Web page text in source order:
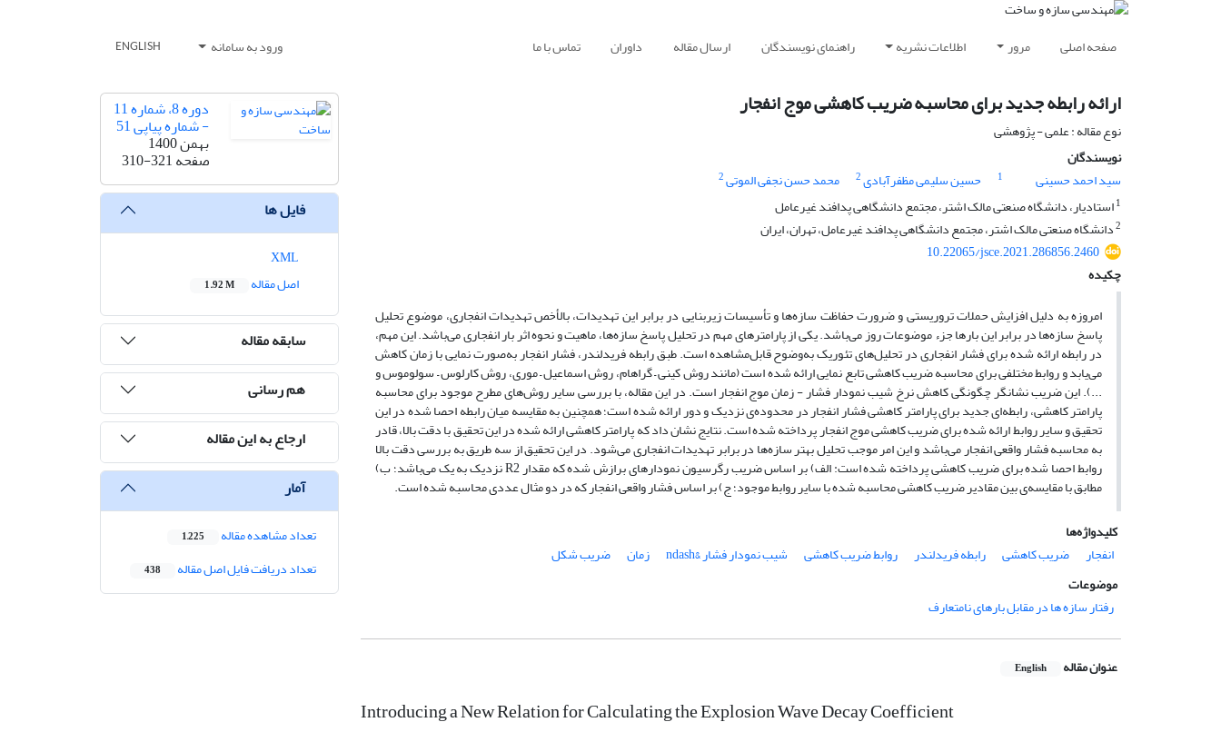
صفحه اصلی مرور اطلاعات نشریه راهنمای نویسندگان ارسال مقاله داوران تماس با ما ورود به سامانه ENGLISH
ارائه رابطه جدید برای محاسبه ضریب کاهشی موج انفجار
نوع مقاله : علمی - پژوهشی
نویسندگان
سید احمد حسینی
1 حسین سلیمی مظفرآبادی2 محمد حسن نجفی الموتی2
1استادیار، دانشگاه صنعتی مالک اشتر، مجتمع دانشگاهی پدافند غیرعامل
2دانشگاه صنعتی مالک اشتر، مجتمع دانشگاهی پدافند غیرعامل، تهران، ایران
10.22065/jsce.2021.286856.2460
چکیده
امروزه به دلیل افزایش حملات تروریستی و ضرورت حفاظت سازه‌ها و تأسیسات زیربنایی در برابر این تهدیدات، بالأخص تهدیدات انفجاری، موضوع تحلیل
پاسخ سازه‌ها در برابر این بارها جزء موضوعات روز می‌باشد. یکی از پارامترهای مهم در تحلیل پاسخ سازه‌ها، ماهیت و نحوه اثر بار انفجاری می‌باشد. این مهم،
در رابطه ارائه ‌شده برای فشار انفجاری در تحلیل‌های تئوریک به‌وضوح قابل‌مشاهده است. طبق رابطه فریدلندر، فشار انفجار به‌صورت نمایی با زمان کاهش
می‌یابد و روابط مختلفی برای محاسبه ضریب کاهشی تابع ‌نمایی ارائه ‌شده است (مانند روش کینی – گراهام، روش اسماعیل – موری، روش کارلوس – سولوموس و
...). این ضریب نشانگر چگونگی کاهش نرخ شیب نمودار فشار - زمان موج انفجار است. در این مقاله، با بررسی سایر روش‌های مطرح موجود برای محاسبه
پارامتر کاهشی، رابطه‌ای جدید برای پارامتر کاهشی فشار انفجار در محدوده‌ی نزدیک و دور ارائه ‌شده است؛ همچنین به مقایسه میان رابطه احصا شده در این
تحقیق و سایر روابط ارائه‌ شده برای ضریب کاهشی موج انفجار پرداخته شده است. نتایج نشان داد که پارامتر کاهشی ارائه ‌شده در این تحقیق با دقت بالا، قادر
به محاسبه فشار واقعی انفجار می‌باشد و این امر موجب تحلیل بهتر سازه‌‌ها در برابر تهدیدات انفجاری می‌شود. در این تحقیق از سه طریق به بررسی دقت بالا
روابط احصا شده برای ضریب کاهشی پرداخته شده است: الف) بر اساس ضریب رگرسیون نمودارهای برازش شده که مقدار R2 نزدیک به یک می‌باشد؛ ب)
مطابق با مقایسه‌‌‌ی بین مقادیر ضریب کاهشی محاسبه شده با سایر روابط موجود؛ ج) بر اساس فشار واقعی انفجار که در دو مثال عددی محاسبه شده است.
کلیدواژه‌ها
انفجار
ضریب کاهشی رابطه فریدلندر روابط ضریب کاهشی شیب نمودار فشار &ndash زمان
ضریب شکل
موضوعات
رفتار سازه ها در مقابل بارهای نامتعارف
عنوان مقاله English
Introducing a New Relation for Calculating the Explosion Wave Decay Coefficient
دوره 8، شماره 11
- شماره پیاپی 51
بهمن 1400
صفحه310-321
فایل ها
اصل مقاله
1.92 M
سابقه مقاله
هم رسانی
ارجاع به این مقاله
آمار
تعداد مشاهده مقاله 1,225
تعداد دریافت فایل اصل مقاله 438